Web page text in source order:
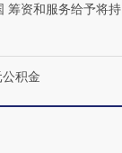
】寻找100种
筹资和服务给予将持
公积金